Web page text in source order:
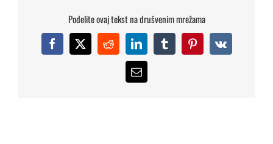
Podelite ovaj tekst na drušvenim mrežama
Facebook
X RedditLinkedInTumblrPinterest
Vk
Email